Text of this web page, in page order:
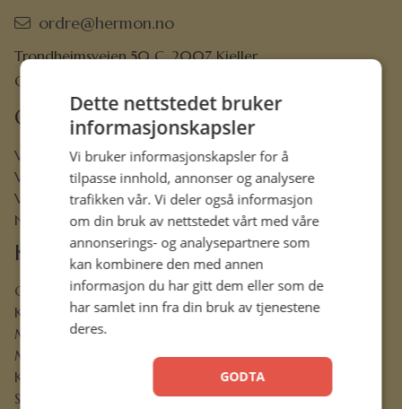
ordre@hermon.no
Trondheimsveien 50 C, 2007 Kjeller
Org.nr. 889 204 982
Om oss
Vår visjon
Vår historie
Vårt ansvar
Nettbibel
Kundeservice
Ofte stilte spørsmål
Kontaktskjema
Min konto
Menighetsrabatt
Kjøpsbetingelser
Sikkerhet og personvern
Dette nettstedet bruker
informasjonskapsler
Vi bruker informasjonskapsler for å
tilpasse innhold, annonser og analysere
trafikken vår. Vi deler også informasjon
om din bruk av nettstedet vårt med våre
annonserings- og analysepartnere som
kan kombinere den med annen
informasjon du har gitt dem eller som de
har samlet inn fra din bruk av tjenestene
deres.
GODTA